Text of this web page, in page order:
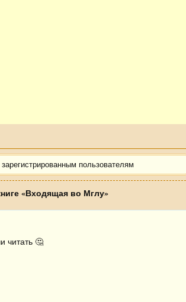
пользователям
«Входящая во Мглу»
читать 🤔